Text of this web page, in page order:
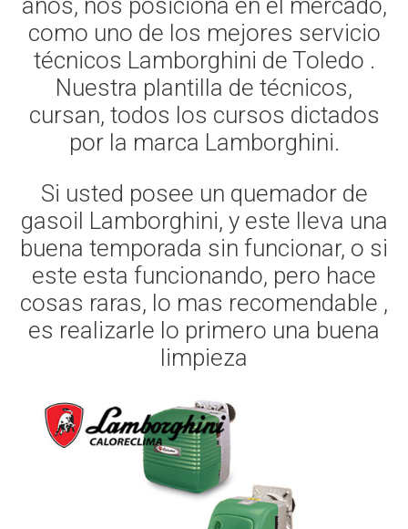
años, nos posiciona en el mercado,
como uno de los mejores servicio
técnicos Lamborghini de Toledo .
Nuestra plantilla de técnicos,
cursan, todos los cursos dictados
por la marca Lamborghini.
Si usted posee un quemador de
gasoil Lamborghini, y este lleva una
buena temporada sin funcionar, o si
este esta funcionando, pero hace
cosas raras, lo mas recomendable ,
es realizarle lo primero una buena
limpieza